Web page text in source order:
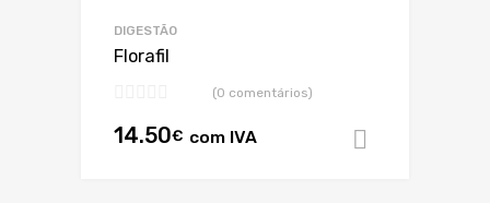
DIGESTÃO
Florafil
(0 comentários)
14.50€ com IVA